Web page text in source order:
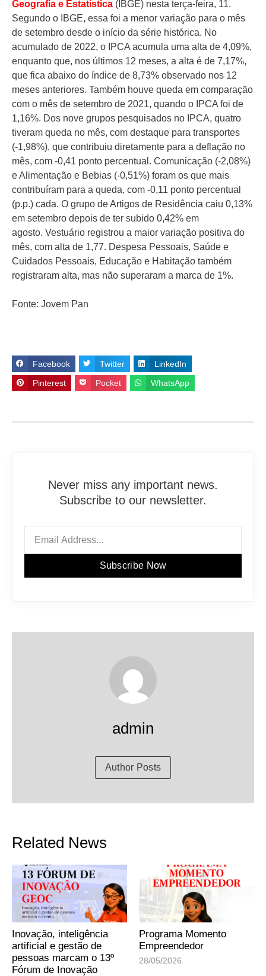
Geografia e Estatística (IBGE) nesta terça-feira, 11.
Segundo o IBGE, essa foi a menor variação para o mês
de setembro desde o início da série histórica. No
acumulado de 2022, o IPCA acumula uma alta de 4,09%,
enquanto que, nos últimos 12 meses, a alta é de 7,17%,
que fica abaixo do índice de 8,73% observado nos 12
meses anteriores. Também houve queda em comparação
com o mês de setembro de 2021, quando o IPCA foi de
1,16%. Dos nove grupos pesquisados no IPCA, quatro
tiveram queda no mês, com destaque para transportes
(-1,98%), que contribuiu diretamente para a deflação no
mês, com -0,41 ponto percentual. Comunicação (-2,08%)
e Alimentação e Bebias (-0,51%) foram os que mais
contribuíram para a queda, com -0,11 ponto percentual
(p.p.) cada. O grupo de Artigos de Residência caiu 0,13%
em setembro depois de ter subido 0,42% em
agosto. Vestuário registrou a maior variação positiva do
mês, com alta de 1,77. Despesa Pessoais, Saúde e
Cuidados Pessoais, Educação e Habitação também
registraram alta, mas não superaram a marca de 1%.
Fonte: Jovem Pan
Facebook Twitter LinkedIn
Pinterest Pocket WhatsApp
Never miss any important news.
Subscribe to our newsletter.
Subscribe Now
admin
Author Posts
Related News
Inovação, inteligência
artificial e gestão de
pessoas marcam o 13º
Fórum de Inovação
Programa Momento
Empreendedor
28/05/2026